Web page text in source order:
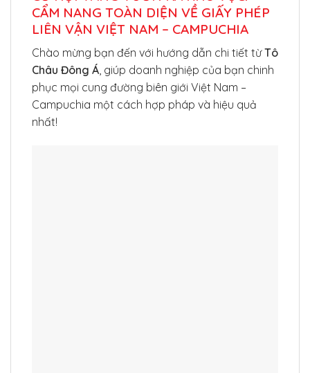
CẨM NANG TOÀN DIỆN VỀ GIẤY PHÉP
LIÊN VẬN VIỆT NAM – CAMPUCHIA
Chào mừng bạn đến với hướng dẫn chi tiết từTô
Châu Đông Á , giúp doanh nghiệp của bạn chinh
phục mọi cung đường biên giới Việt Nam –
Campuchia một cách hợp pháp và hiệu quả
nhất!